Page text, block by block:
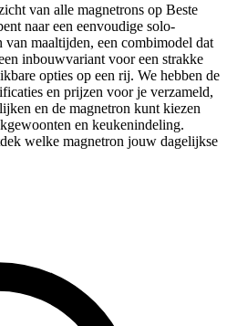
van alle magnetrons op Beste
naar een eenvoudige solo-
maaltijden, een combimodel dat
inbouwvariant voor een strakke
opties op een rij. We hebben de
en prijzen voor je verzameld,
en de magnetron kunt kiezen
en keukenindeling.
welke magnetron jouw dagelijkse